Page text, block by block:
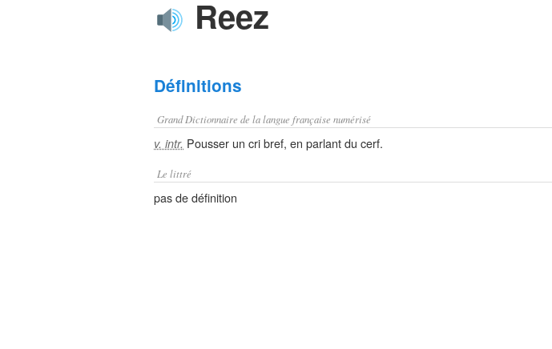
Reez
Définitions
Grand Dictionnaire de la langue française numérisé
v. intr. Pousser un cri bref, en parlant du cerf.
Le littré
pas de définition